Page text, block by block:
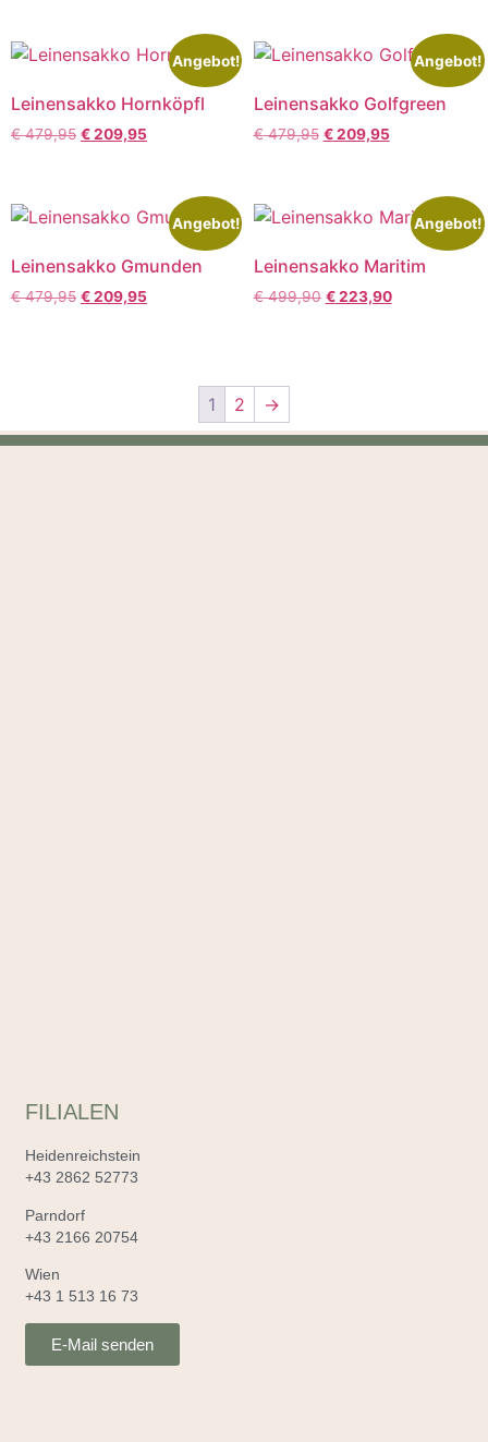
Angebot!
Leinensakko Hornköpfl
€479,95 €209,95
Angebot!
Leinensakko Golfgreen
€479,95 €209,95
Angebot!
Leinensakko Gmunden
€479,95 €209,95
Angebot!
Leinensakko Maritim
€499,90 €223,90
1 2 →
FILIALEN
Heidenreichstein
+43 2862 52773
Parndorf
+43 2166 20754
Wien
+43 1 513 16 73
E-Mail senden